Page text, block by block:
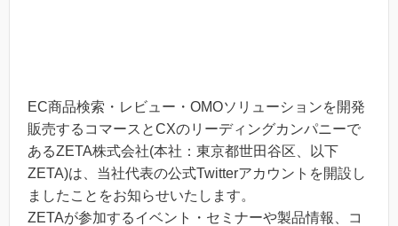
EC商品検索・レビュー・OMOソリューションを開発
販売するコマースとCXのリーディングカンパニーで
あるZETA株式会社(本社：東京都世田谷区、以下
ZETA)は、当社代表の公式Twitterアカウントを開設し
ましたことをお知らせいたします。
ZETAが参加するイベント・セミナーや製品情報、コ